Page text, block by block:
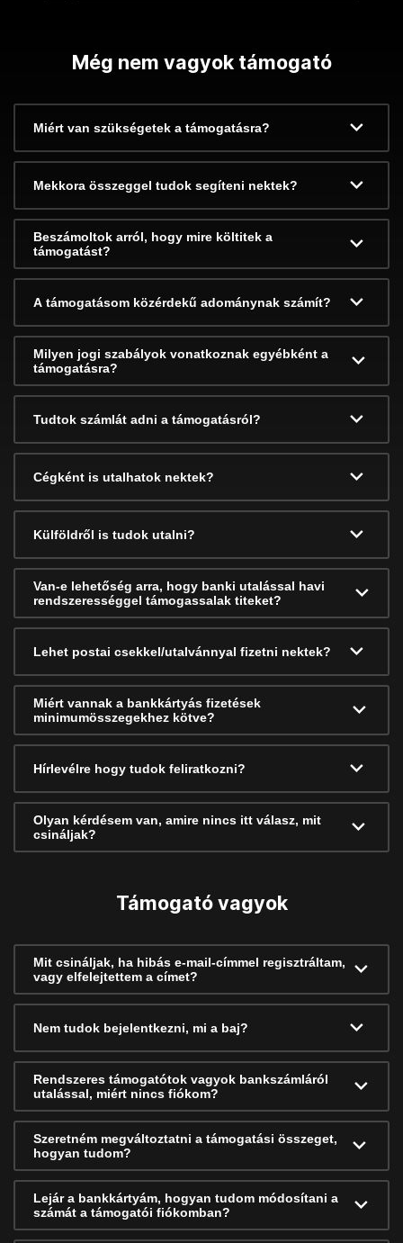
Még nem vagyok támogató
Miért van szükségetek a támogatásra?
Mekkora összeggel tudok segíteni nektek?
Beszámoltok arról, hogy mire költitek a
támogatást?
A támogatásom közérdekű adománynak számít?
Milyen jogi szabályok vonatkoznak egyébként a
támogatásra?
Tudtok számlát adni a támogatásról?
Cégként is utalhatok nektek?
Külföldről is tudok utalni?
Van-e lehetőség arra, hogy banki utalással havi
rendszerességgel támogassalak titeket?
Lehet postai csekkel/utalvánnyal fizetni nektek?
Miért vannak a bankkártyás fizetések
minimumösszegekhez kötve?
Hírlevélre hogy tudok feliratkozni?
Olyan kérdésem van, amire nincs itt válasz, mit
csináljak?
Támogató vagyok
Mit csináljak, ha hibás e-mail-címmel regisztráltam,
vagy elfelejtettem a címet?
Nem tudok bejelentkezni, mi a baj?
Rendszeres támogatótok vagyok bankszámláról
utalással, miért nincs fiókom?
Szeretném megváltoztatni a támogatási összeget,
hogyan tudom?
Lejár a bankkártyám, hogyan tudom módosítani a
számát a támogatói fiókomban?